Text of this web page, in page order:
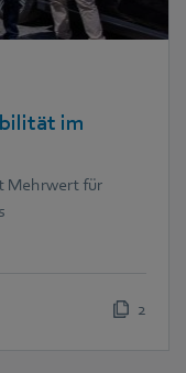
im
Mehrwert für
2